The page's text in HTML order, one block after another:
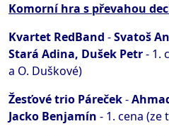
Komorní hra s převahou
Kvartet RedBand -Svatoš
Stará Adina, Dušek Petr- 1.
a O. Duškové)
Žesťové trio Páreček-
Jacko Benjamín - 1. cena (ze